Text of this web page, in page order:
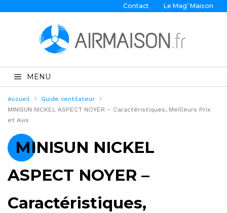
Contact Le Mag’ Maison
MENU
Accueil
Guide ventilateur
MINISUN NICKEL ASPECT NOYER – Caractéristiques, Meilleurs Prix
et Avis
MINISUN NICKEL
ASPECT NOYER –
Caractéristiques,